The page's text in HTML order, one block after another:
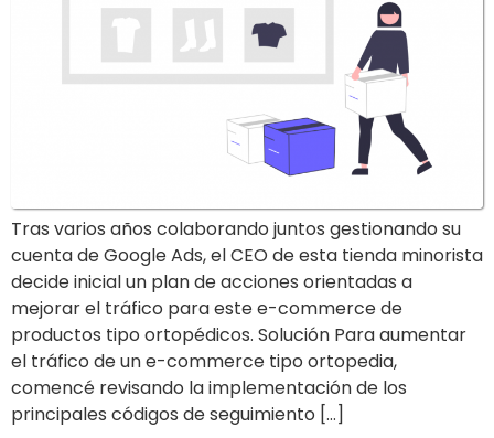
Tras varios años colaborando juntos gestionando su
cuenta de Google Ads, el CEO de esta tienda minorista
decide inicial un plan de acciones orientadas a
mejorar el tráfico para este e-commerce de
productos tipo ortopédicos. Solución Para aumentar
el tráfico de un e-commerce tipo ortopedia,
comencé revisando la implementación de los
principales códigos de seguimiento […]